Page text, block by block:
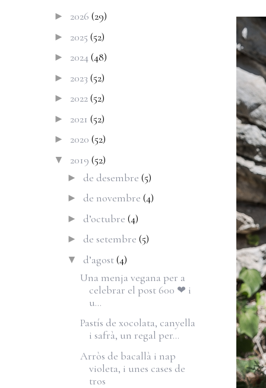
► 2026 (29)
► 2025 (52)
► 2024(48)
► 2023 (52)
► 2022(52)
► 2021 (52)
► 2020 (52)
▼ 2019 (52)
► de desembre (5)
► de novembre (4)
► d’octubre (4)
► de setembre (5)
▼ d’agost(4)
Una menja vegana per a
celebrar el post 600 ❤︎ i
u...
Pastís de xocolata, canyella
i safrà, un regal per...
Arròs de bacallà i nap
violeta, i unes cases de
tros